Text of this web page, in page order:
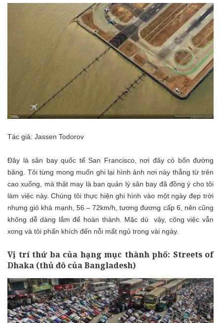
Tác giả: Jassen Todorov
Đây là sân bay quốc tế San Francisco, nơi đây có bốn đường
băng. Tôi từng mong muốn ghi lại hình ảnh nơi này thẳng từ trên
cao xuống, mà thật may là ban quản lý sân bay đã đồng ý cho tôi
làm việc này. Chúng tôi thực hiện ghi hình vào một ngày đẹp trời
nhưng gió khá mạnh, 56 – 72km/h, tương đương cấp 6, nên cũng
không dễ dàng lắm để hoàn thành. Mặc dù vậy, công việc vẫn
xong và tôi phấn khích đến nỗi mất ngủ trong vài ngày.
Vị trí thứ ba của hạng mục thành phố: Streets of
Dhaka (thủ đô của Bangladesh)